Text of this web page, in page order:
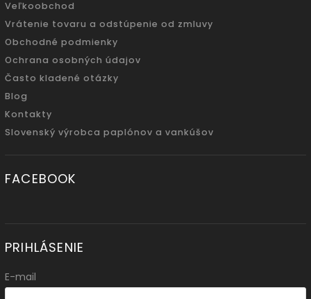
Veľkoobchod
Vrátenie tovaru a odstúpenie od zmluvy
Obchodné podmienky
Ochrana osobných údajov
Často kladené otázky
Blog
Kontakty
Slovenský výrobca paplónov a vankúšov
FACEBOOK
PRIHLÁSENIE
E-mail